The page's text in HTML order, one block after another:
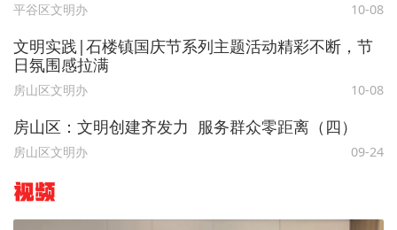
平谷区文明办 10-08
文明实践|石楼镇国庆节系列主题活动精彩不断，节
日氛围感拉满
房山区文明办 10-08
房山区：文明创建齐发力 服务群众零距离（四）
房山区文明办 09-24
视频